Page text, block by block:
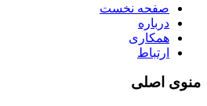
صفحه نخست
درباره
همکاری
ارتباط
منوی اصلی